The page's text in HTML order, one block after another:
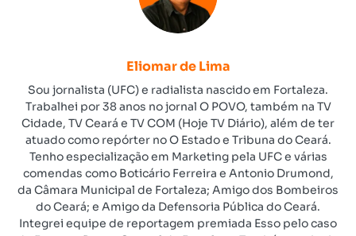
Eliomar de Lima
Sou jornalista (UFC) e radialista nascido em Fortaleza.
Trabalhei por 38 anos no jornal O POVO, também na TV
Cidade, TV Ceará e TV COM (Hoje TV Diário), além de ter
atuado como repórter no O Estado e Tribuna do Ceará.
Tenho especialização em Marketing pela UFC e várias
comendas como Boticário Ferreira e Antonio Drumond,
da Câmara Municipal de Fortaleza; Amigo dos Bombeiros
do Ceará; e Amigo da Defensoria Pública do Ceará.
Integrei equipe de reportagem premiada Esso pelo caso